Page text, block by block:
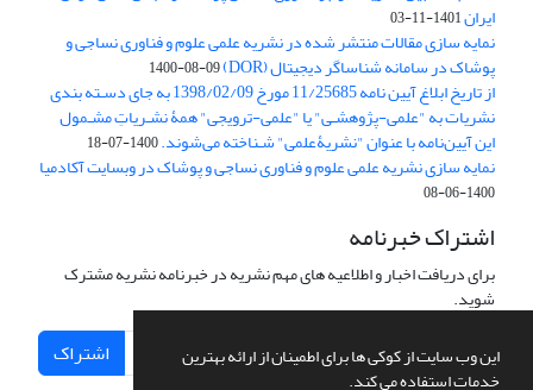
این وب سایت از کوکی ها برای اطمینان از ارائه بهترین
خدمات استفاده می کند.
ایران1401-11-03
نمایه سازی مقالات منتشر شده در نشریه علمی علوم و فناوری نساجی و
پوشاک در سامانه شناساگر دیجیتال (DOR) 1400-08-09
از تاریخ ابلاغ آیین نامه 11/25685 مورخ 1398/02/09 به جای دسـته بندی
نشریات به "علمی-پژوهشـی" یا "علمی-ترویجی" همۀ نشـریاتِ مشـمول
این آیین‌نامه با عنوان "نشریۀعلمی" شـناخته می‌شوند.1400-07-18
نمایه سازی نشریه علمی علوم و فناوری نساجی و پوشاک در وبسایت آکادمیا
1400-06-08
اشتراک خبرنامه
برای دریافت اخبار و اطلاعیه های مهم نشریه در خبرنامه نشریه مشترک
شوید.
اشتراک